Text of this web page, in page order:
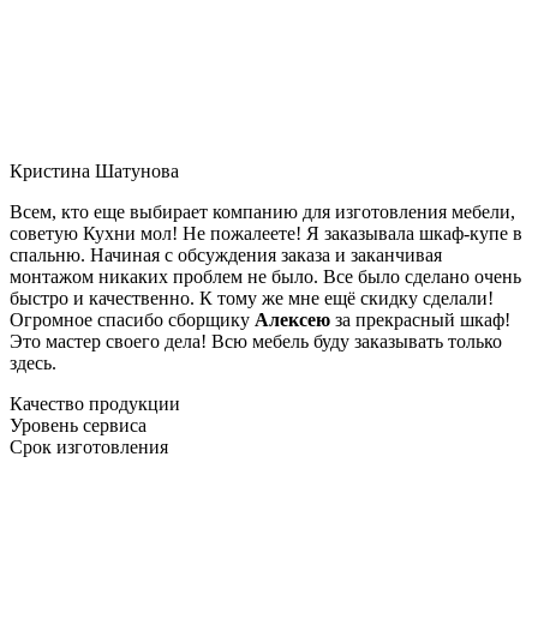
Кристина Шатунова
Всем, кто еще выбирает компанию для изготовления мебели,
советую Кухни мол! Не пожалеете! Я заказывала шкаф-купе в
спальню. Начиная с обсуждения заказа и заканчивая
монтажом никаких проблем не было. Все было сделано очень
быстро и качественно. К тому же мне ещё скидку сделали!
Огромное спасибо сборщику Алексею за прекрасный шкаф!
Это мастер своего дела! Всю мебель буду заказывать только
здесь.
Качество продукции
Уровень сервиса
Срок изготовления